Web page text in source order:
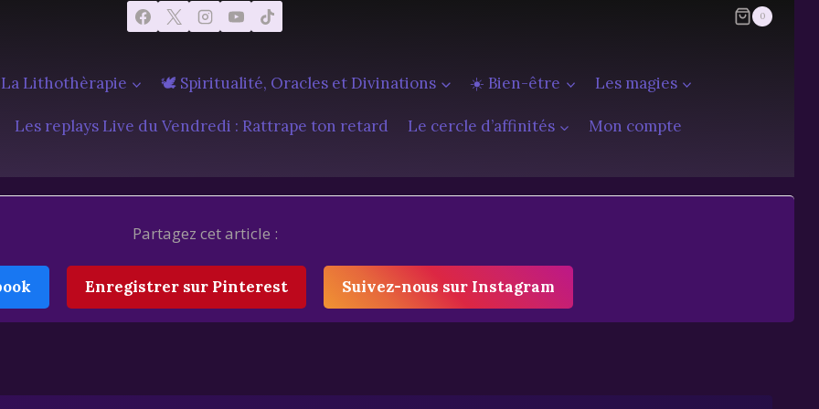
0
Lithothèrapie 🕊️ Spiritualité, Oracles et Divinations ☀️ Bien-être Les magies
Les replays Live du Vendredi : Rattrape ton retard Le cercle d’affinités Mon compte
Partagez cet article :
Enregistrer sur Pinterest Suivez-nous sur Instagram